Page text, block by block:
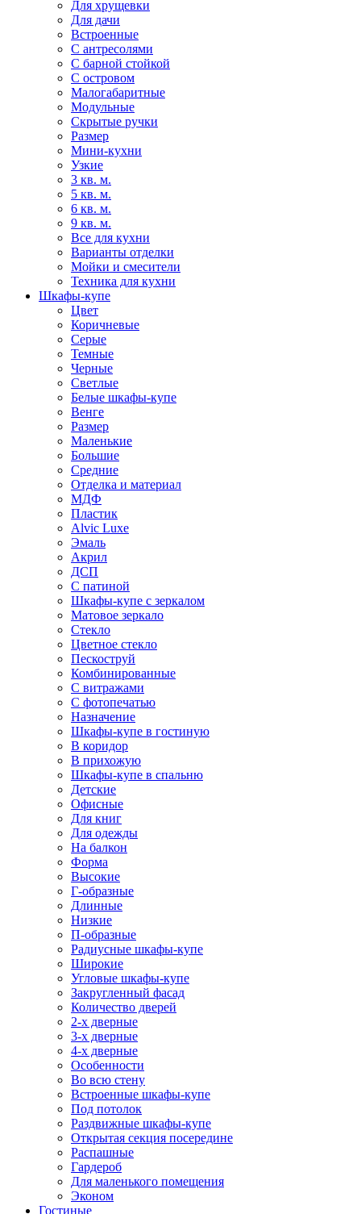
Для хрущевки
Для дачи
Встроенные
С антресолями
С барной стойкой
С островом
Малогабаритные
Модульные
Скрытые ручки
Размер
Мини-кухни
Узкие
3 кв. м.
5 кв. м.
6 кв. м.
9 кв. м.
Все для кухни
Варианты отделки
Мойки и смесители
Техника для кухни
Шкафы-купе
Цвет
Коричневые
Серые
Темные
Черные
Светлые
Белые шкафы-купе
Венге
Размер
Маленькие
Большие
Средние
Отделка и материал
МДФ
Пластик
Alvic Luxe
Эмаль
Акрил
ДСП
С патиной
Шкафы-купе с зеркалом
Матовое зеркало
Стекло
Цветное стекло
Пескоструй
Комбинированные
С витражами
С фотопечатью
Назначение
Шкафы-купе в гостиную
В коридор
В прихожую
Шкафы-купе в спальню
Детские
Офисные
Для книг
Для одежды
На балкон
Форма
Высокие
Г-образные
Длинные
Низкие
П-образные
Радиусные шкафы-купе
Широкие
Угловые шкафы-купе
Закругленный фасад
Количество дверей
2-х дверные
3-х дверные
4-х дверные
Особенности
Во всю стену
Встроенные шкафы-купе
Под потолок
Раздвижные шкафы-купе
Открытая секция посередине
Распашные
Гардероб
Для маленького помещения
Эконом
Гостиные